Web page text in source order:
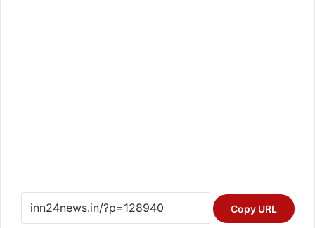
Copy URL